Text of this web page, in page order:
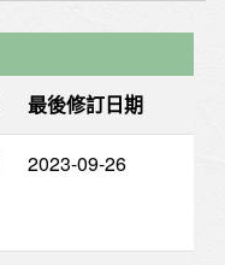
最後修訂日期
2023-09-26